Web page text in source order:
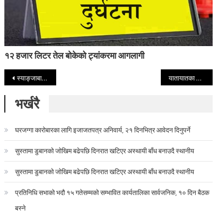
१२ हजार लिटर तेल बोकेको ट्यांकरमा आगलागी
Post navigation
स्याङ्जाबाट कर्णाली घुम्न गएका मेयर ग्याङफाइटमा परेर घाइते, टाउकोमा चार टाँका यातायातका निर्देशकले पत्रकारसमक्ष यसरी माफी मागे (हेर्नुहोस् भिडियो)
भर्खरै
घरजग्गा कारोबारका लागि इजाजतपत्र अनिवार्य, २१ दिनभित्र आवेदन दिनुपर्ने
सुस्तामा डुबानको जोखिम बढेपछि दिनरात खटिएर अस्थायी बाँध बनाउदै स्थानीय
सुस्तामा डुबानको जोखिम बढेपछि दिनरात खटिएर अस्थायी बाँध बनाउदै स्थानीय
प्रतिनिधि सभाको भदौ १५ गतेसम्मको सम्भावित कार्यतालिका सार्वजनिक, १० दिन बैठक
बस्ने